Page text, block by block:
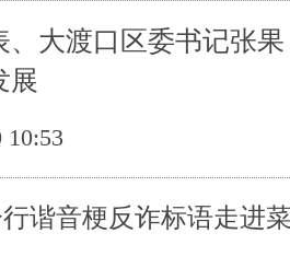
、大渡口区委书记张
展
谐音梗反诈标语走进